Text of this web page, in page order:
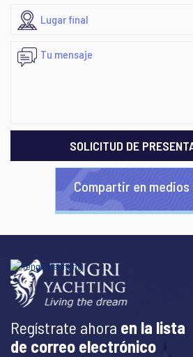
SOLICITUD DE
Compartir en
Regístrate ahora en la lista
de correo electrónico